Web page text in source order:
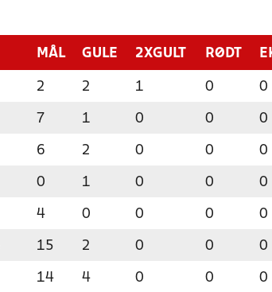
MÅL GULE 2XGULT RØDT
2 2 1 0 0
7 1 0 0 0
6 2 0 0 0
0 1 0 0 0
4 0 0 0 0
15 2 0 0 0
14 4 0 0 0